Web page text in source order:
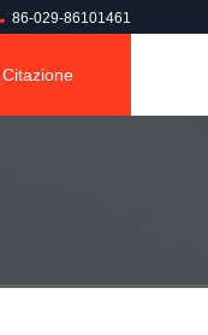
86-029-86101461
Citazione